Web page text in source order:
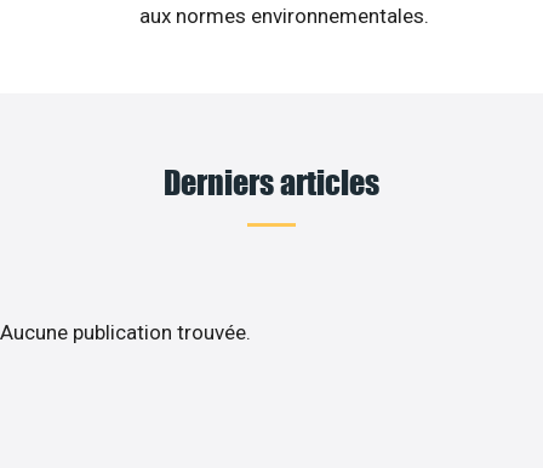
aux normes environnementales.
Derniers articles
Aucune publication trouvée.